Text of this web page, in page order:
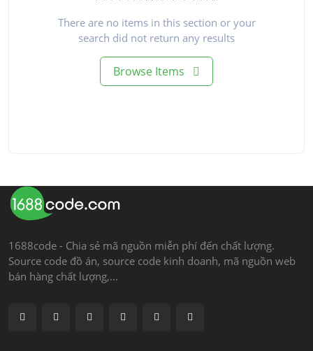
There are no items in this section or your
search did not return any results
Browse Items
1688code - Chia sẻ mã nguồn miễn phí đến chất lượng.
Source code đồ án, source code kinh doanh, mã nguồn web
bán hàng chất lượng,...